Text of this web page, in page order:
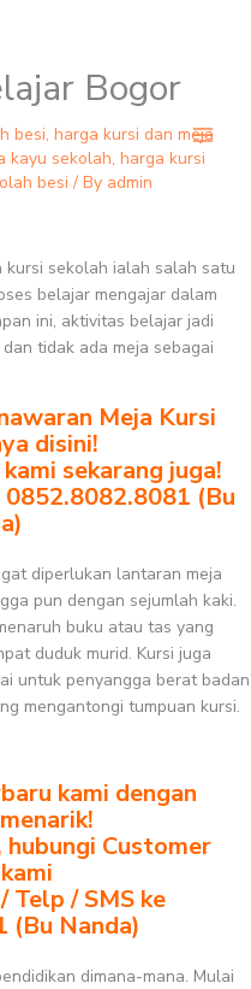
Bogor
besi, harga kursi dan meja
kayu sekolah, harga kursi
besi / By admin
kursi sekolah ialah salah satu
belajar mengajar dalam
ini, aktivitas belajar jadi
tidak ada meja sebagai
Meja Kursi
disini!
sekarang juga!
(Bu
diperlukan lantaran meja
pun dengan sejumlah kaki.
buku atau tas yang
duduk murid. Kursi juga
untuk penyangga berat badan
mengantongi tumpuan kursi.
kami dengan
Customer
Telp / SMS ke
(Bu Nanda)
dimana-mana. Mulai